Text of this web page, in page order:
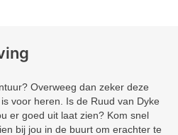
Overweeg dan zeker deze
voor heren. Is de Ruud van Dyke
er goed uit laat zien? Kom snel
bij jou in de buurt om erachter te